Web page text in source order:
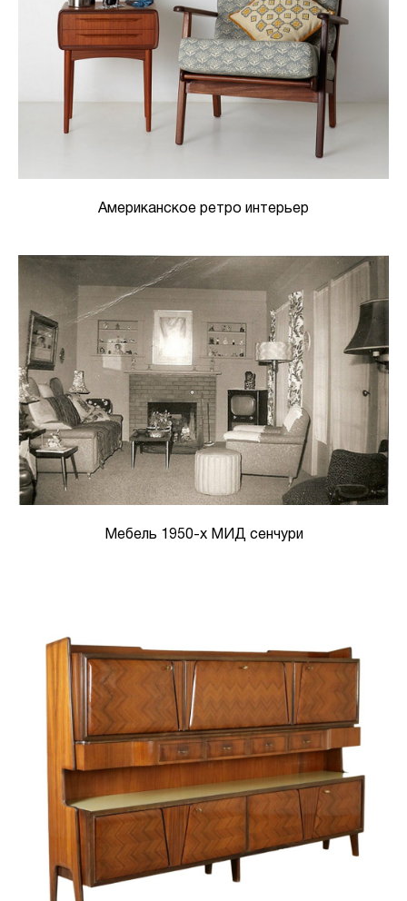
Американское ретро интерьер
Мебель 1950-х МИД сенчури